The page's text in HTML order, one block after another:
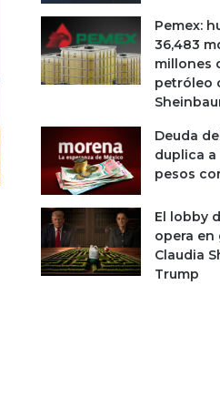
Pemex:
36,483
millones
petróleo
Deuda
duplica a
pesos
El lobby
opera en
Claudia
Trump